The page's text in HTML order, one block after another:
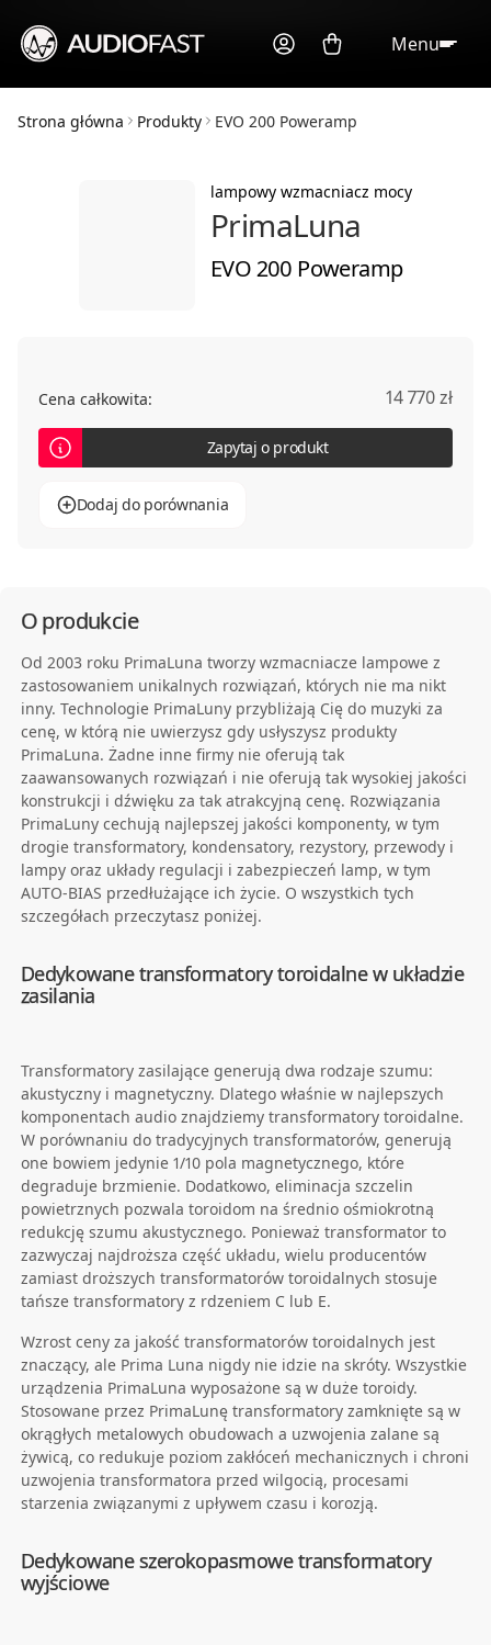
Menu
Strona główna Produkty EVO 200 Poweramp
lampowy wzmacniacz mocy
PrimaLuna
EVO 200 Poweramp
Cena całkowita: 14 770 zł
Zapytaj o produkt
Dodaj do porównania
O produkcie
Od 2003 roku PrimaLuna tworzy wzmacniacze lampowe z
zastosowaniem unikalnych rozwiązań, których nie ma nikt
inny. Technologie PrimaLuny przybliżają Cię do muzyki za
cenę, w którą nie uwierzysz gdy usłyszysz produkty
PrimaLuna. Żadne inne firmy nie oferują tak
zaawansowanych rozwiązań i nie oferują tak wysokiej jakości
konstrukcji i dźwięku za tak atrakcyjną cenę. Rozwiązania
PrimaLuny cechują najlepszej jakości komponenty, w tym
drogie transformatory, kondensatory, rezystory, przewody i
lampy oraz układy regulacji i zabezpieczeń lamp, w tym
AUTO-BIAS przedłużające ich życie. O wszystkich tych
szczegółach przeczytasz poniżej.
Dedykowane transformatory toroidalne w układzie
zasilania
Transformatory zasilające generują dwa rodzaje szumu:
akustyczny i magnetyczny. Dlatego właśnie w najlepszych
komponentach audio znajdziemy transformatory toroidalne.
W porównaniu do tradycyjnych transformatorów, generują
one bowiem jedynie 1/10 pola magnetycznego, które
degraduje brzmienie. Dodatkowo, eliminacja szczelin
powietrznych pozwala toroidom na średnio ośmiokrotną
redukcję szumu akustycznego. Ponieważ transformator to
zazwyczaj najdroższa część układu, wielu producentów
zamiast droższych transformatorów toroidalnych stosuje
tańsze transformatory z rdzeniem C lub E.
Wzrost ceny za jakość transformatorów toroidalnych jest
znaczący, ale Prima Luna nigdy nie idzie na skróty. Wszystkie
urządzenia PrimaLuna wyposażone są w duże toroidy.
Stosowane przez PrimaLunę transformatory zamknięte są w
okrągłych metalowych obudowach a uzwojenia zalane są
żywicą, co redukuje poziom zakłóceń mechanicznych i chroni
uzwojenia transformatora przed wilgocią, procesami
starzenia związanymi z upływem czasu i korozją.
Dedykowane szerokopasmowe transformatory
wyjściowe